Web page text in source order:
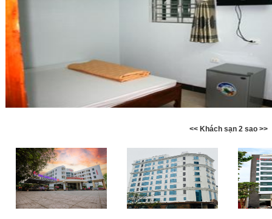
<< Khách sạn 2 sao >>